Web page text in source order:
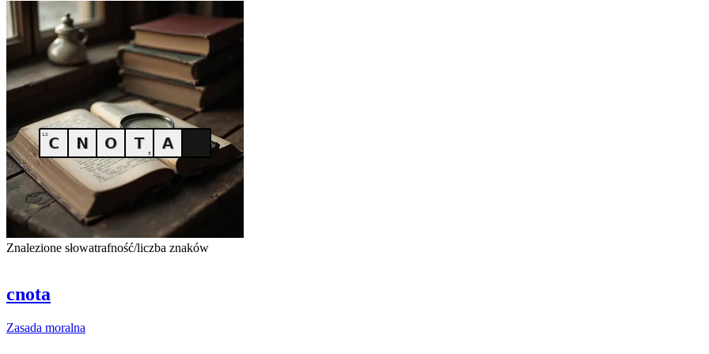
Znalezione słowatrafność/liczba znaków
cnota
Zasada moralna